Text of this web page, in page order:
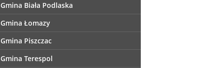
Gmina Biała Podlaska
Gmina Łomazy
Gmina Piszczac
Gmina Terespol